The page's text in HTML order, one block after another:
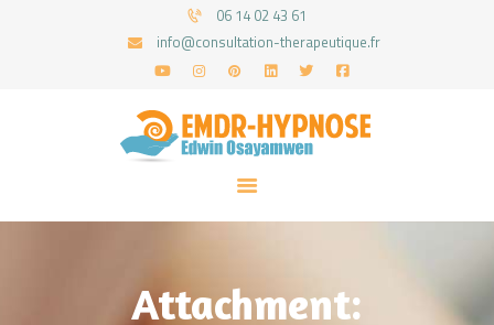
06 14 02 43 61
info@consultation-therapeutique.fr
Attachment:
ACCUEIL
MON APPROCHE
ARTICLES
PRENEZ UN RDV